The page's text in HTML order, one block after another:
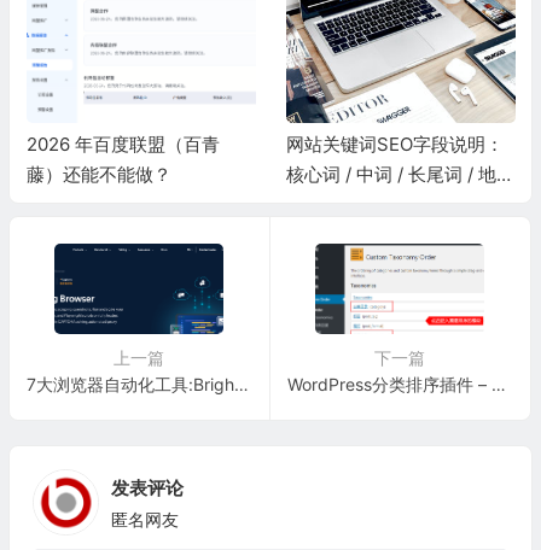
2026 年百度联盟（百青
藤）还能不能做？
网站关键词SEO字段说明：
核心词 / 中词 / 长尾词 / 地域
上一篇
7大浏览器自动化工具:Bright Data,Selenium,Playwright
下一篇
WordPress分类排序插件 – Custom Taxonomy Order
发表评论
匿名网友